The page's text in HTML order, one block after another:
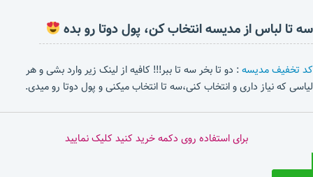
سه تا لباس از مدیسه انتخاب کن، پول دوتا رو بده
کد تخفیف مدیسه: دو تا بخر سه تا ببر!!! کافیه از لینک زیر وارد بشی و هر
لیاسی که نیاز داری و انتخاب کنی،سه تا انتخاب میکنی و پول دوتا رو میدی.
برای استفاده روی دکمه خرید کنید کلیک نمایید